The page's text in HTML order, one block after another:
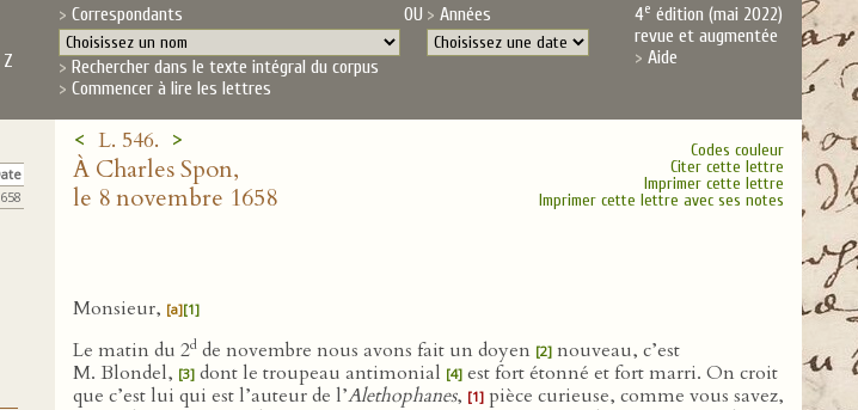
Z
Correspondants OU Années
Rechercher dans le texte intégral du corpus
Commencer à lire les lettres
4e édition (mai 2022)
revue et augmentée
Aide